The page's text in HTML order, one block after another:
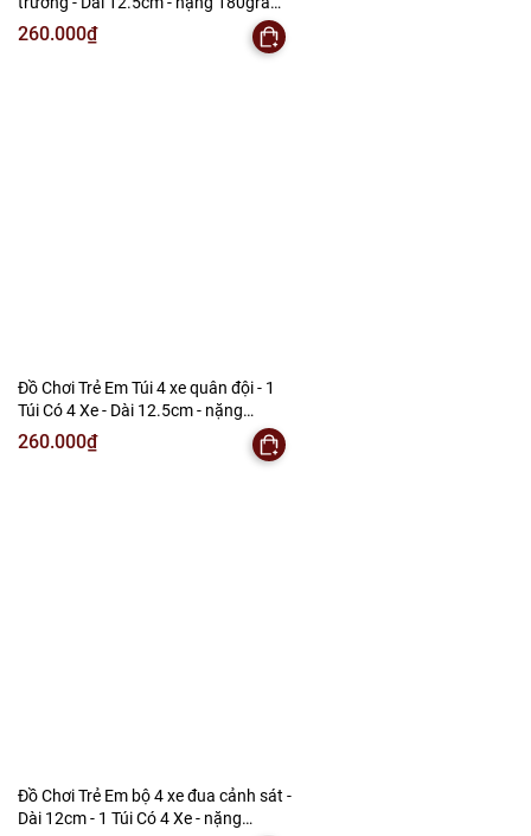
- 1 Túi Có 4 Xe - Bọc Túi - SKU : DC8 - (
VAT : DC3 ) K146-T2-S11
260.000₫
Đồ Chơi Trẻ Em Túi 4 xe quân đội - 1
Túi Có 4 Xe - Dài 12.5cm - nặng
180gram - Bọc Túi - SKU : DC7 - ( VAT :
DC3 ) K146-T2-S10
260.000₫
Đồ Chơi Trẻ Em bộ 4 xe đua cảnh sát -
Dài 12cm - 1 Túi Có 4 Xe - nặng